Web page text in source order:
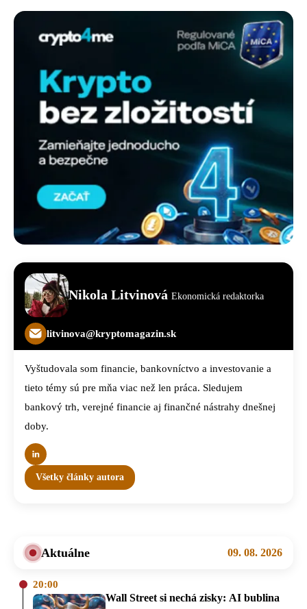
Nikola Litvinová Ekonomická redaktorka
litvinova@kryptomagazin.sk
Vyštudovala som financie, bankovníctvo a investovanie a
tieto témy sú pre mňa viac než len práca. Sledujem
bankový trh, verejné financie aj finančné nástrahy dnešnej
doby.
Všetky články autora
Aktuálne 09. 08. 2026
20:00
Wall Street si nechá zisky: AI bublina